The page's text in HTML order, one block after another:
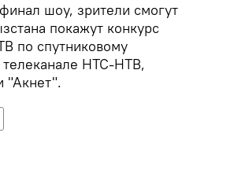
шоу, зрители смогут
покажут конкурс
по спутниковому
НТС-НТВ,
"Акнет".